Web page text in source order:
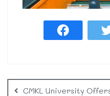
CMKL University